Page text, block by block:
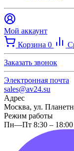
Мой аккаунт
Корзина 0
Заказать звонок
Электронная почта
sales@av24.su
Адрес
Москва, ул.
Режим работы
Пн—Пт 8:30 – 18:00